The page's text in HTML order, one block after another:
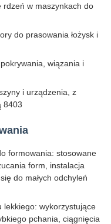
rdzeń w maszynkach do
do prasowania łożysk i
wiązania i
i urządzenia, z
8403
formowania: stosowane
form, instalacja
do małych odchyleń
lekkiego: wykorzystujące
pchania, ciągnięcia